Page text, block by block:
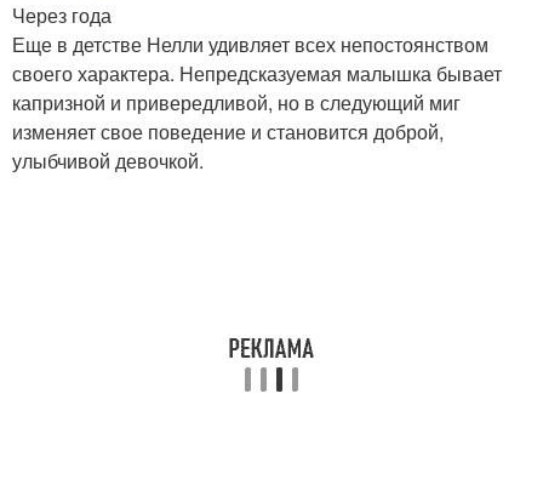
Через года
Еще в детстве Нелли удивляет всех непостоянством
своего характера. Непредсказуемая малышка бывает
капризной и привередливой, но в следующий миг
изменяет свое поведение и становится доброй,
улыбчивой девочкой.